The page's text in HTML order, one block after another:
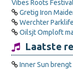
Vibes Roots Festival
Gretig Iron
Werchter
Oilsjt Omploft
Laatste
Inner Sun